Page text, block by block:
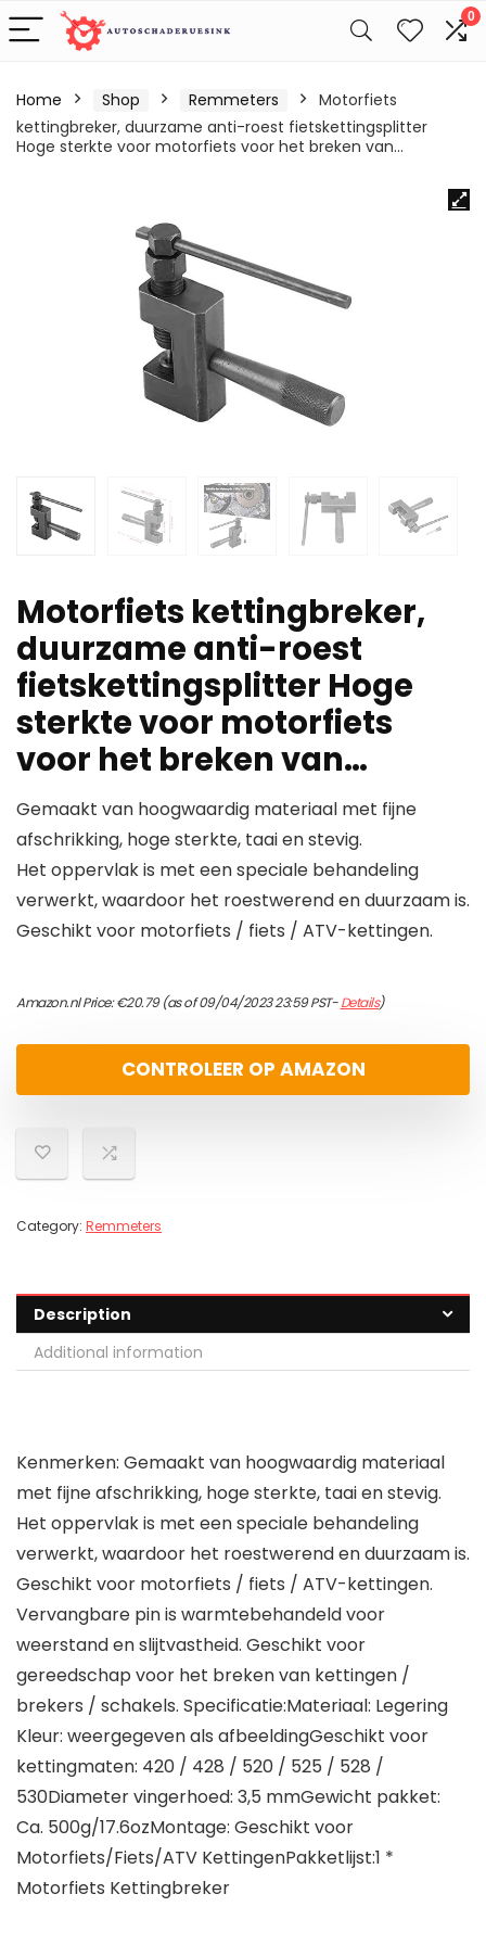
0
Home Shop Remmeters
Motorfiets
kettingbreker, duurzame anti-roest fietskettingsplitter
Hoge sterkte voor motorfiets voor het breken van…
Motorfiets kettingbreker,
duurzame anti-roest
fietskettingsplitter Hoge
sterkte voor motorfiets
voor het breken van…
Gemaakt van hoogwaardig materiaal met fijne
afschrikking, hoge sterkte, taai en stevig.
Het oppervlak is met een speciale behandeling
verwerkt, waardoor het roestwerend en duurzaam is.
Geschikt voor motorfiets / fiets / ATV-kettingen.
Amazon.nl Price:€20.79(as of 09/04/2023 23:59 PST-Details)
CONTROLEER OP AMAZON
Category: Remmeters
Description
Additional information
Kenmerken: Gemaakt van hoogwaardig materiaal
met fijne afschrikking, hoge sterkte, taai en stevig.
Het oppervlak is met een speciale behandeling
verwerkt, waardoor het roestwerend en duurzaam is.
Geschikt voor motorfiets / fiets / ATV-kettingen.
Vervangbare pin is warmtebehandeld voor
weerstand en slijtvastheid. Geschikt voor
gereedschap voor het breken van kettingen /
brekers / schakels. Specificatie:Materiaal: Legering
Kleur: weergegeven als afbeeldingGeschikt voor
kettingmaten: 420 / 428 / 520 / 525 / 528 /
530Diameter vingerhoed: 3,5 mmGewicht pakket:
Ca. 500g/17.6ozMontage: Geschikt voor
Motorfiets/Fiets/ATV KettingenPakketlijst:1 *
Motorfiets Kettingbreker